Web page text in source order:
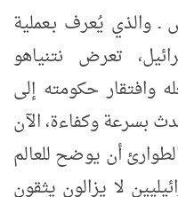
يُعرف بـعملية
تعرض نتنياهو
وافتقار حكومته إلى
بسرعة وكفاءة، الآن
أن يوضح للعالم
لا يزالون يثقون